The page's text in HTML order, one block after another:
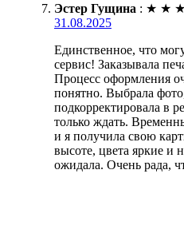
Эстер Гущина : ★ ★ ★
31.08.2025
Единственное, что
сервис! Заказывала
Процесс оформления
понятно. Выбрала
подкорректировала в
только ждать.
и я получила свою
высоте, цвета яркие и
ожидала. Очень рада,